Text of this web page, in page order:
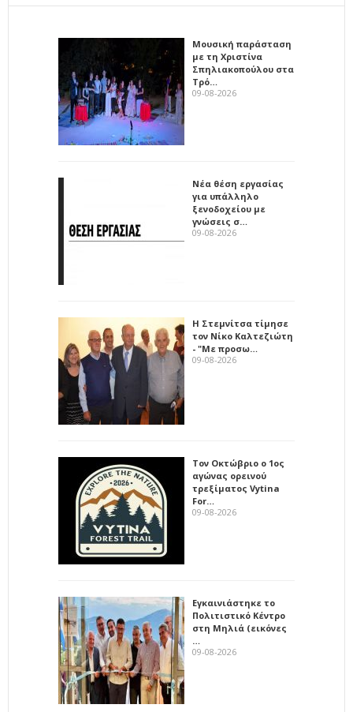
Μουσική παράσταση
με τη Χριστίνα
Σπηλιακοπούλου στα
Τρό…
09-08-2026
Νέα θέση εργασίας
για υπάλληλο
ξενοδοχείου με
γνώσεις σ…
09-08-2026
Η Στεμνίτσα τίμησε
τον Νίκο Καλτεζιώτη
- "Με προσω…
09-08-2026
Τον Οκτώβριο ο 1ος
αγώνας ορεινού
τρεξίματος Vytina
For…
09-08-2026
Εγκαινιάστηκε το
Πολιτιστικό Κέντρο
στη Μηλιά (εικόνες
…
09-08-2026